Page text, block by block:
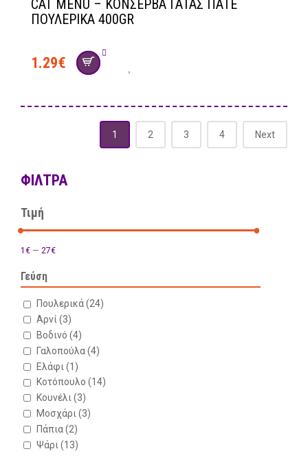
CAT MENU – ΚΟΝΣΕΡΒΑ ΓΑΤΑΣ ΠΑΤΕ
ΠΟΥΛΕΡΙΚΑ 400GR
1.29€
1 2 3 4 Next
ΦΊΛΤΡΑ
Τιμή
1€ — 27€
Γεύση
Πουλερικά(24)
Αρνί(3)
Βοδινό (4)
Γαλοπούλα(4)
Ελάφι (1)
Κοτόπουλο (14)
Κουνέλι(3)
Μοσχάρι (3)
Πάπια(2)
Ψάρι (13)